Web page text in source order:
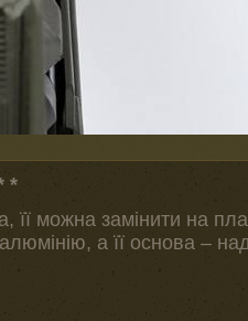
*
можна замінити на
а її основа –